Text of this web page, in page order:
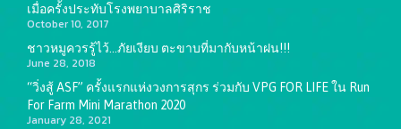
เมื่อครั้งประทับโรงพยาบาลศิริราช
October 10, 2017
ชาวหมูควรรู้ไว้…ภัยเงียบ ตะขาบที่มากับหน้าฝน!!!
June 28, 2018
“วิ่งสู้ ASF” ครั้งแรกแห่งวงการสุกร ร่วมกับ VPG FOR LIFE ใน Run
For Farm Mini Marathon 2020
January 28, 2021